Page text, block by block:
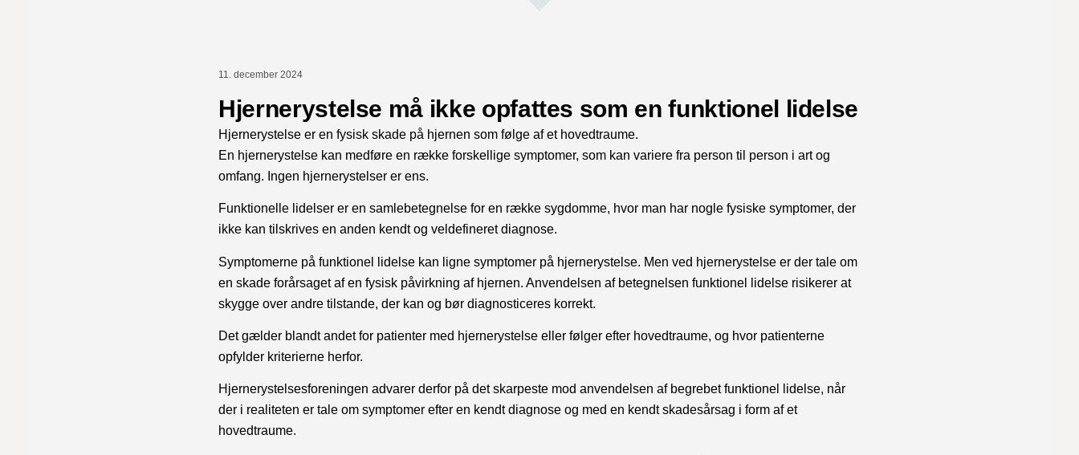
Hjernerystelse må ikke opfattes som en funktionel lidelse
Hjernerystelse er en fysisk skade på hjernen som følge af et hovedtraume.
En hjernerystelse kan medføre en række forskellige symptomer, som kan variere fra person til person i art og
omfang. Ingen hjernerystelser er ens.
Funktionelle lidelser er en samlebetegnelse for en række sygdomme, hvor man har nogle fysiske symptomer, der
ikke kan tilskrives en anden kendt og veldefineret diagnose.
Symptomerne på funktionel lidelse kan ligne symptomer på hjernerystelse. Men ved hjernerystelse er der tale om
en skade forårsaget af en fysisk påvirkning af hjernen. Anvendelsen af betegnelsen funktionel lidelse risikerer at
skygge over andre tilstande, der kan og bør diagnosticeres korrekt.
Det gælder blandt andet for patienter med hjernerystelse eller følger efter hovedtraume, og hvor patienterne
opfylder kriterierne herfor.
Hjernerystelsesforeningen advarer derfor på det skarpeste mod anvendelsen af begrebet funktionel lidelse, når
der i realiteten er tale om symptomer efter en kendt diagnose og med en kendt skadesårsag i form af et
hovedtraume.
11. december 2024